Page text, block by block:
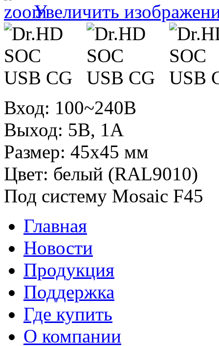
Увеличить
Вход: 100~240B
Выход: 5В, 1А
Размер: 45х45 мм
Цвет: белый (RAL9010)
Под систему Mosaic F45
Главная
Новости
Продукция
Поддержка
Где купить
О компании